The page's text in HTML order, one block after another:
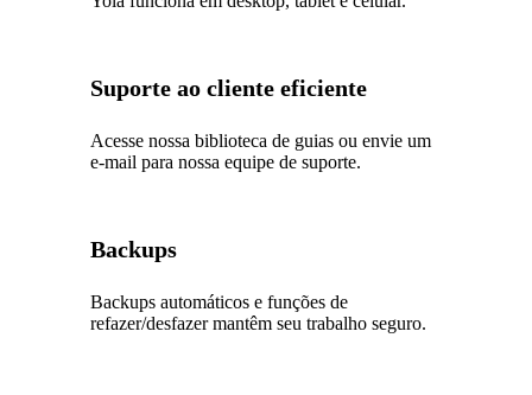
Suporte ao cliente eficiente
Acesse nossa biblioteca de guias ou envie um
e-mail para nossa equipe de suporte.
Backups
Backups automáticos e funções de
refazer/desfazer mantêm seu trabalho seguro.